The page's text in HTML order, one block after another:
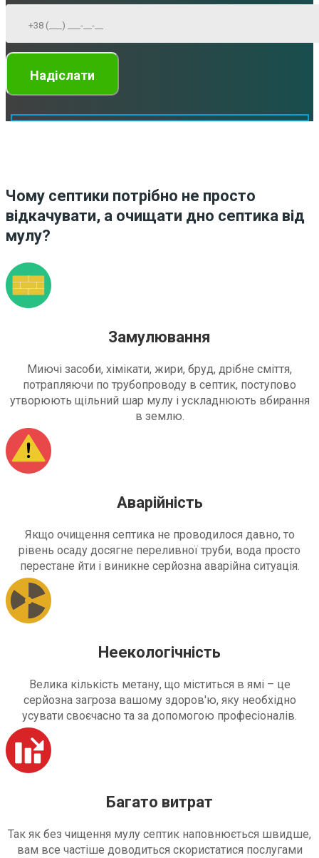
Чому септики потрібно не просто
відкачувати, а очищати дно септика від
мулу?
Замулювання
Миючі засоби, хімікати, жири, бруд, дрібне сміття,
потрапляючи по трубопроводу в септик, поступово
утворюють щільний шар мулу і ускладнюють вбирання
в землю.
Аварійність
Якщо очищення септика не проводилося давно, то
рівень осаду досягне переливної труби, вода просто
перестане йти і виникне серйозна аварійна ситуація.
Неекологічність
Велика кількість метану, що міститься в ямі – це
серйозна загроза вашому здоров'ю, яку необхідно
усувати своєчасно та за допомогою професіоналів.
Багато витрат
Так як без чищення мулу септик наповнюється швидше,
вам все частіше доводиться скористатися послугами